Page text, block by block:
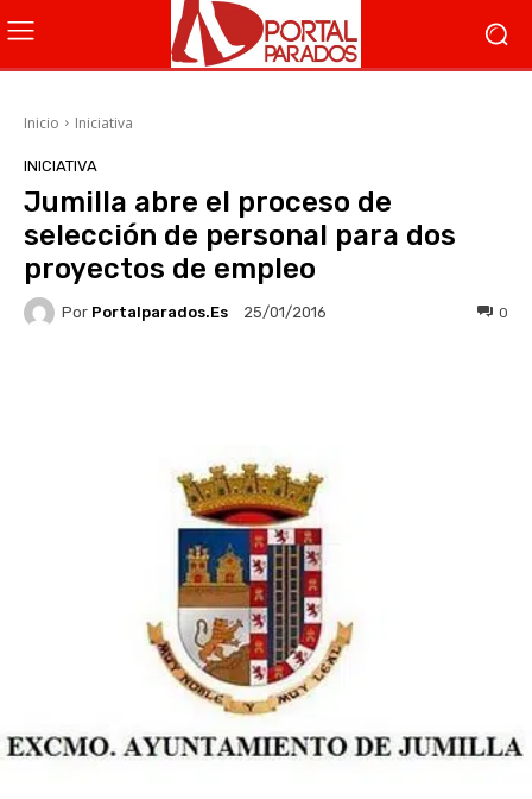
Inicio Iniciativa
INICIATIVA
Jumilla abre el proceso de
selección de personal para dos
proyectos de empleo
Por Portalparados.es 25/01/2016 0